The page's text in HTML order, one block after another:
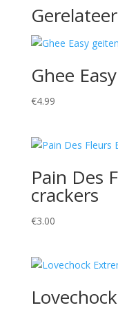
Ghee
€4.99
Pain Des
crackers
€3.00